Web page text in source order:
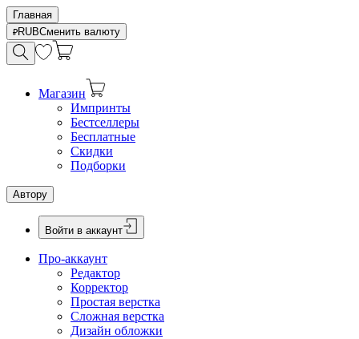
Главная
RUBСменить валюту
Магазин
Импринты
Бестселлеры
Бесплатные
Скидки
Подборки
Автору
Войти в аккаунт
Про-аккаунт
Редактор
Корректор
Простая верстка
Сложная верстка
Дизайн обложки